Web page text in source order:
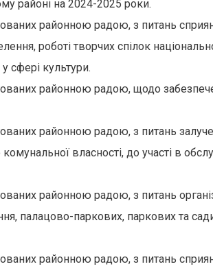
районі на 2024-2025 роки.
районною радою, з питань
роботі творчих спілок
сфері культури.
районною радою, щодо
районною радою, з питань
власності, до участі в
районною радою, з питань
палацово-паркових, паркових та
районною радою, з питань